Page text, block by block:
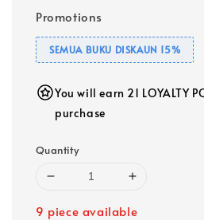
Promotions
SEMUA BUKU DISKAUN 15%
You will earn 21 LOYALTY
purchase
Quantity
9 piece available